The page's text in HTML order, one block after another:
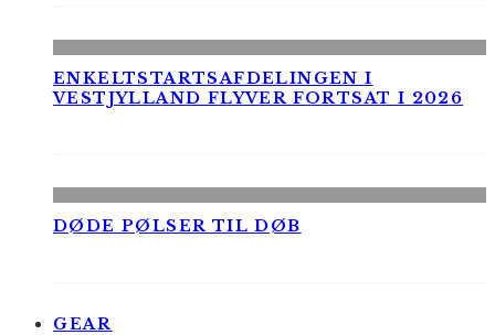
ENKELTSTARTSAFDELINGEN I
VESTJYLLAND FLYVER FORTSAT I 2026
DØDE PØLSER TIL DØB
GEAR